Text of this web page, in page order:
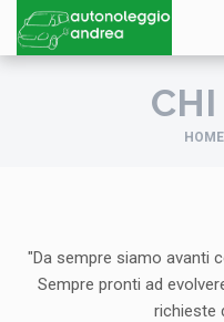
HOME
"Da sempre siamo avanti
Sempre pronti ad
richieste